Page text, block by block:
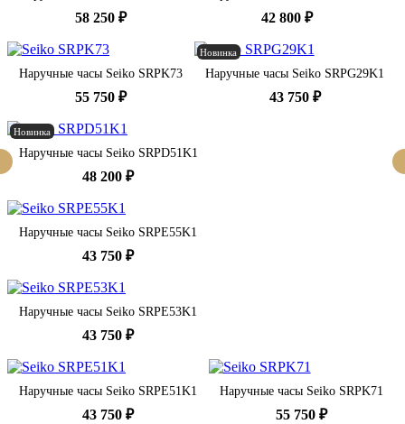
58 250 ₽ 42 800 ₽
Наручные часы Seiko SRPK73
55 750 ₽
Новинка
Наручные часы Seiko SRPG29K1
43 750 ₽
Новинка
Наручные часы Seiko SRPD51K1
48 200 ₽
Наручные часы Seiko SRPE55K1
43 750 ₽
Наручные часы Seiko SRPE53K1
43 750 ₽
Наручные часы Seiko SRPE51K1
43 750 ₽
Наручные часы Seiko SRPK71
55 750 ₽